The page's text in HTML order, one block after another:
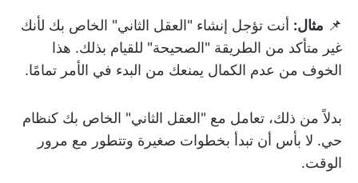
📌 مثال: أنت تؤجل إنشاء "العقل الثاني" الخاص بك لأنك
غير متأكد من الطريقة "الصحيحة" للقيام بذلك. هذا
الخوف من عدم الكمال يمنعك من البدء في الأمر تمامًا.
بدلاً من ذلك، تعامل مع "العقل الثاني" الخاص بك كنظام
حي. لا بأس أن تبدأ بخطوات صغيرة وتتطور مع مرور
الوقت.